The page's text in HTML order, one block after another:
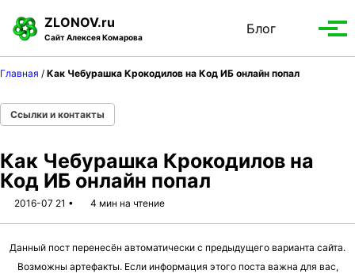
p
o
p
m
p
o
c
n
t
p
o
f
o
t
ZLONOV.ru
Сайт Алексея Комарова
Блог
Toggle
Главная / Как Чебурашка Крокодилов на Код ИБ онлайн попал
Ссылки и контакты
Как Чебурашка Крокодилов на
Код ИБ онлайн попал
2016-07 21 4 мин на чтение
Данный пост перенесён автоматически с предыдущего варианта сайта.
Возможны артефакты. Если информация этого поста важна для вас,